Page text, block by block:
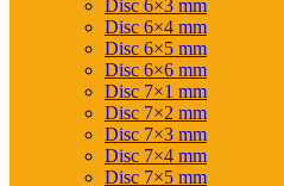
Disc 6×3 mm
Disc 6×4 mm
Disc 6×5 mm
Disc 6×6 mm
Disc 7×1 mm
Disc 7×2 mm
Disc 7×3 mm
Disc 7×4 mm
Disc 7×5 mm